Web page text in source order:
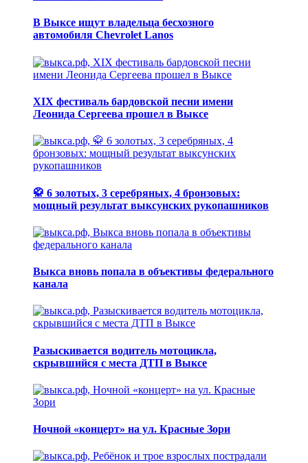
В Выксе ищут владельца бесхозного
автомобиля Chevrolet Lanos
XIX фестиваль бардовской песни имени
Леонида Сергеева прошел в Выксе
🥋 6 золотых, 3 серебряных, 4 бронзовых:
мощный результат выксунских рукопашников
Выкса вновь попала в объективы федерального
канала
Разыскивается водитель мотоцикла,
скрывшийся с места ДТП в Выксе
Ночной «концерт» на ул. Красные Зори